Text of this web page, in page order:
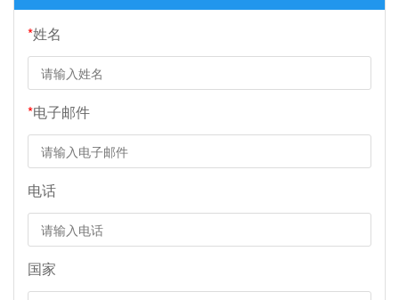
*姓名
*电子邮件
电话
国家